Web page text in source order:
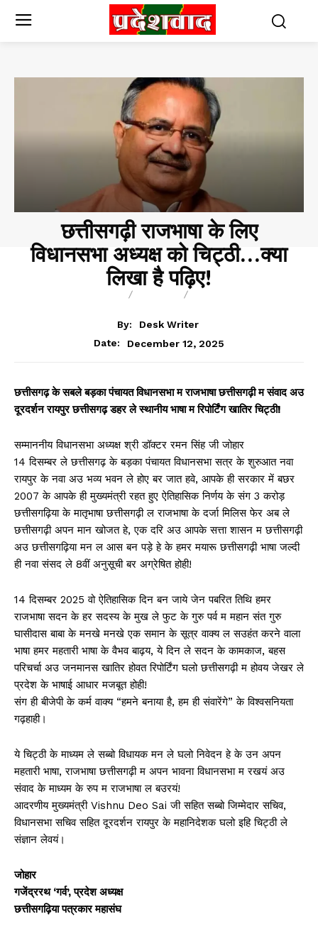
छत्तीसगढ़ी राजभाषा के लिए
विधानसभा अध्यक्ष को चिट्ठी…क्या
लिखा है पढ़िए!
By:
Desk Writer
Date:
December 12, 2025
छत्तीसगढ़ के सबले बड़का पंचायत विधानसभा म राजभाषा छत्तीसगढ़ी म संवाद अउ
दूरदर्शन रायपुर छत्तीसगढ़ डहर ले स्थानीय भाषा म रिपोर्टिंग खातिर चिट्ठी!
सम्माननीय विधानसभा अध्यक्ष श्री डॉक्टर रमन सिंह जी जोहार
14 दिसम्बर ले छत्तीसगढ़ के बड़का पंचायत विधानसभा सत्र के शुरुआत नवा
रायपुर के नवा अउ भव्य भवन ले होए बर जात हवे, आपके ही सरकार में बछर
2007 के आपके ही मुख्यमंत्री रहत हुए ऐतिहासिक निर्णय के संग 3 करोड़
छत्तीसगढ़िया के मातृभाषा छत्तीसगढ़ी ल राजभाषा के दर्जा मिलिस फेर अब ले
छत्तीसगढ़ी अपन मान खोजत हे, एक दरि अउ आपके सत्ता शासन म छत्तीसगढ़ी
अउ छत्तीसगढ़िया मन ल आस बन पड़े हे के हमर मयारू छत्तीसगढ़ी भाषा जल्दी
ही नवा संसद ले 8वीं अनुसूची बर अग्रेषित होही!
14 दिसम्बर 2025 वो ऐतिहासिक दिन बन जाये जेन पबरित तिथि हमर
राजभाषा सदन के हर सदस्य के मुख ले फुट के गुरु पर्व म महान संत गुरु
घासीदास बाबा के मनखे मनखे एक समान के सूत्र वाक्य ल सउहंत करने वाला
भाषा हमर महतारी भाषा के वैभव बाढ़य, ये दिन ले सदन के कामकाज, बहस
परिचर्चा अउ जनमानस खातिर होवत रिपोर्टिंग घलो छत्तीसगढ़ी म होवय जेखर ले
प्रदेश के भाषाई आधार मजबूत होही!
संग ही बीजेपी के कर्म वाक्य “हमने बनाया है, हम ही संवारेंगे” के विश्वसनियता
गढ़हाही।
ये चिट्ठी के माध्यम ले सब्बो विधायक मन ले घलो निवेदन हे के उन अपन
महतारी भाषा, राजभाषा छत्तीसगढ़ी म अपन भावना विधानसभा म रखयं अउ
संवाद के माध्यम के रुप म राजभाषा ल बउरयं!
आदरणीय मुख्यमंत्री Vishnu Deo Sai जी सहित सब्बो जिम्मेदार सचिव,
विधानसभा सचिव सहित दूरदर्शन रायपुर के महानिदेशक घलो इहि चिट्ठी ले
संज्ञान लेवयं।
जोहार
गजेंद्ररथ ‘गर्व’, प्रदेश अध्यक्ष
छत्तीसगढ़िया पत्रकार महासंघ